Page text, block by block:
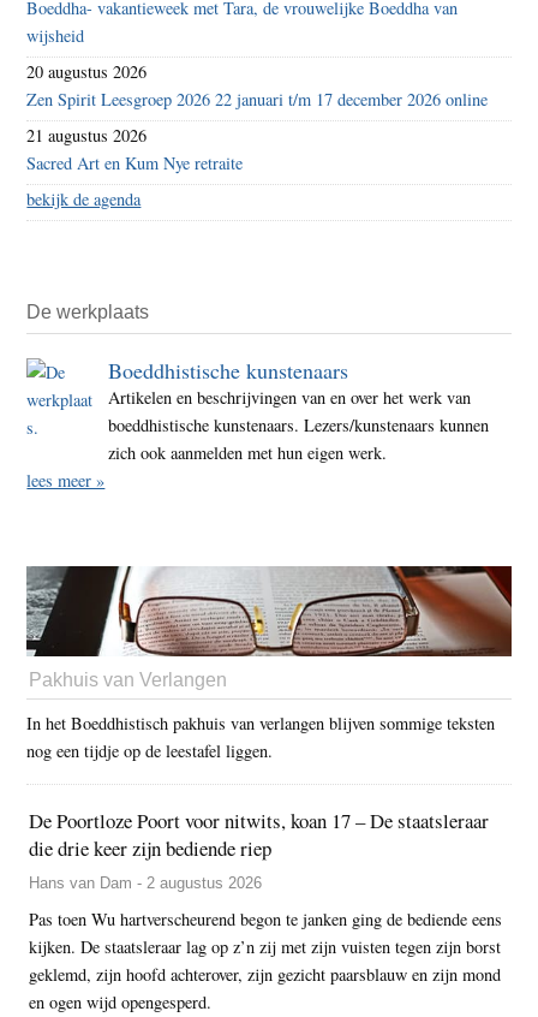
Boeddha- vakantieweek met Tara, de vrouwelijke Boeddha van
wijsheid
20 augustus 2026
Zen Spirit Leesgroep 2026 22 januari t/m 17 december 2026 online
21 augustus 2026
Sacred Art en Kum Nye retraite
bekijk de agenda
De werkplaats
Boeddhistische kunstenaars
Artikelen en beschrijvingen van en over het werk van
boeddhistische kunstenaars. Lezers/kunstenaars kunnen
zich ook aanmelden met hun eigen werk.
lees meer »
Pakhuis van Verlangen
In het Boeddhistisch pakhuis van verlangen blijven sommige teksten
nog een tijdje op de leestafel liggen.
De Poortloze Poort voor nitwits, koan 17 – De staatsleraar
die drie keer zijn bediende riep
Hans van Dam - 2 augustus 2026
Pas toen Wu hartverscheurend begon te janken ging de bediende eens
kijken. De staatsleraar lag op z’n zij met zijn vuisten tegen zijn borst
geklemd, zijn hoofd achterover, zijn gezicht paarsblauw en zijn mond
en ogen wijd opengesperd.